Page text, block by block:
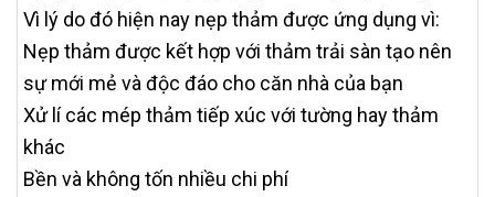
Vì lý do đó hiện nay nẹp thảm được ứng dụng vì:
Nẹp thảm được kết hợp với thảm trải sàn tạo nên
sự mới mẻ và độc đáo cho căn nhà của bạn
Xử lí các mép thảm tiếp xúc với tường hay thảm
khác
Bền và không tốn nhiều chi phí